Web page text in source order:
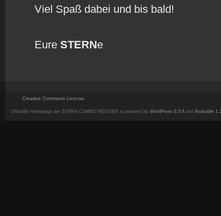
Viel Spaß dabei und bis bald!
Eure STERNe
Creative Commons License
Offizielle Homepage der STERN-COMBO MEISSEN is powered by WordPress 6.5.8 and Redoable